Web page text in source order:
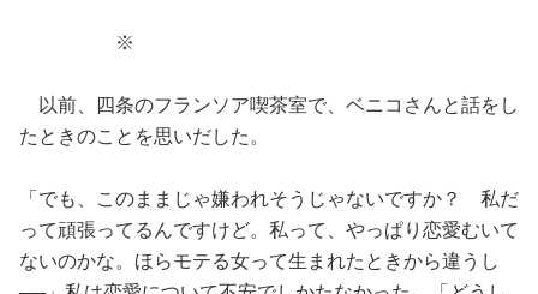
※
以前、四条のフランソア喫茶室で、ベニコさんと話をし
たときのことを思いだした。
「でも、このままじゃ嫌われそうじゃないですか？ 私だ
って頑張ってるんですけど。私って、やっぱり恋愛むいて
ないのかな。ほらモテる女って生まれたときから違うし